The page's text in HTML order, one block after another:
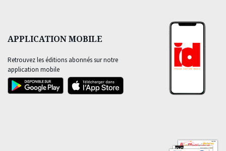
APPLICATION MOBILE
Retrouvez les éditions abonnés sur notre
application mobile